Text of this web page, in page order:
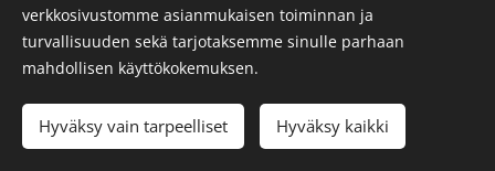
Copyright © LP Vatjus Evästeet
verkkosivustomme asianmukaisen toiminnan ja
turvallisuuden sekä tarjotaksemme sinulle parhaan
mahdollisen käyttökokemuksen.
Hyväksy vain tarpeelliset Hyväksy kaikki